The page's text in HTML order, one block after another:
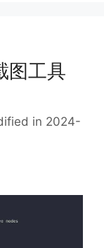
图工具
in 2024-